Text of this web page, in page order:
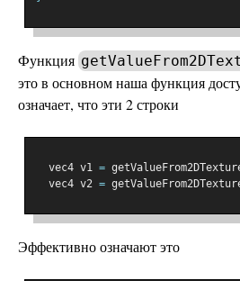
Функция
это в основном наша функция
означает, что эти 2 строки
  vec4 v1
=
  vec4 v2
=
Эффективно означают это